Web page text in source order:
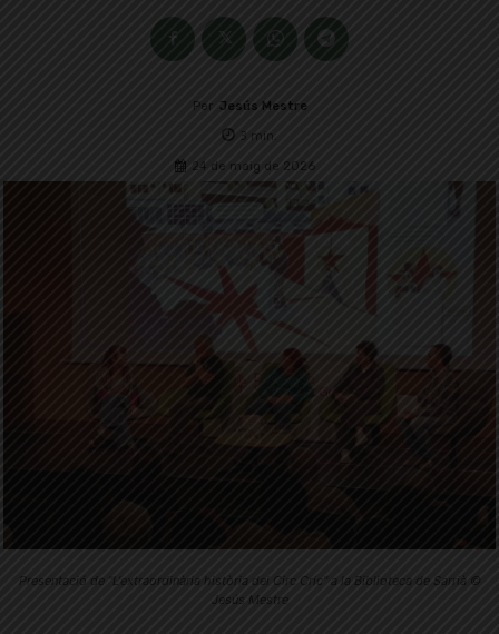
Per Jesús Mestre
3 min.
24 de maig de 2026
Presentació de "L'extraordinària història del Circ Cric" a la Biblioteca de Sarrià ©
Jesús Mestre